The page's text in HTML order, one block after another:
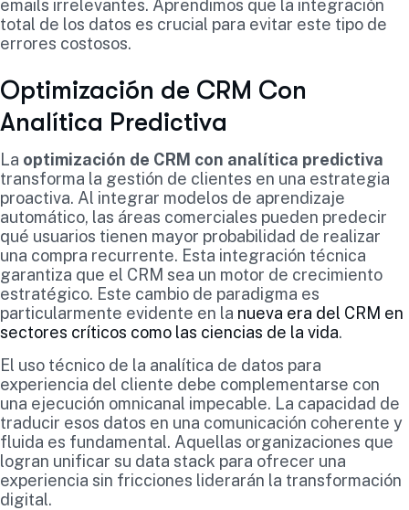
emails irrelevantes. Aprendimos que la integración
total de los datos es crucial para evitar este tipo de
errores costosos.
Optimización de CRM Con
Analítica Predictiva
La optimización de CRM con analítica predictiva
transforma la gestión de clientes en una estrategia
proactiva. Al integrar modelos de aprendizaje
automático, las áreas comerciales pueden predecir
qué usuarios tienen mayor probabilidad de realizar
una compra recurrente. Esta integración técnica
garantiza que el CRM sea un motor de crecimiento
estratégico. Este cambio de paradigma es
particularmente evidente en la nueva era del CRM en
sectores críticos como las ciencias de la vida.
El uso técnico de la analítica de datos para
experiencia del cliente debe complementarse con
una ejecución omnicanal impecable. La capacidad de
traducir esos datos en una comunicación coherente y
fluida es fundamental. Aquellas organizaciones que
logran unificar su data stack para ofrecer una
experiencia sin fricciones liderarán la transformación
digital.